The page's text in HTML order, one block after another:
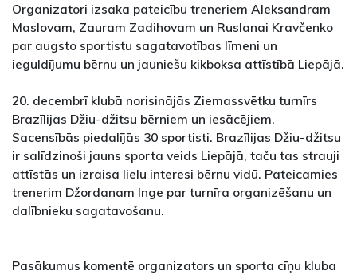
Organizatori izsaka pateicību treneriem Aleksandram
Maslovam, Zauram Zadihovam un Ruslanai Kravčenko
par augsto sportistu sagatavotības līmeni un
ieguldījumu bērnu un jauniešu kikboksa attīstībā Liepājā.
20. decembrī klubā norisinājās Ziemassvētku turnīrs
Brazīlijas Džiu-džitsu bērniem un iesācējiem.
Sacensībās piedalījās 30 sportisti. Brazīlijas Džiu-džitsu
ir salīdzinoši jauns sporta veids Liepājā, taču tas strauji
attīstās un izraisa lielu interesi bērnu vidū. Pateicamies
trenerim Džordanam Inge par turnīra organizēšanu un
dalībnieku sagatavošanu.
Pasākumus komentē organizators un sporta cīņu kluba